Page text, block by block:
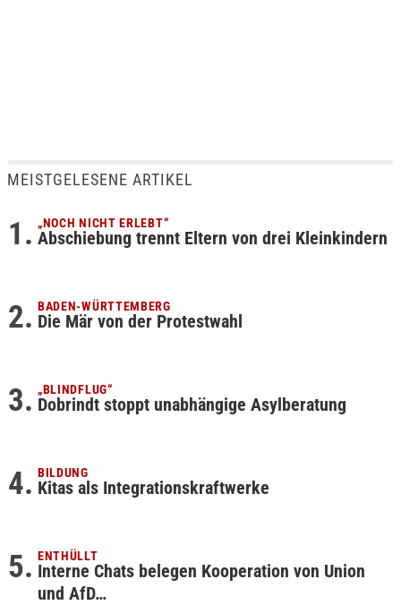
MEISTGELESENE ARTIKEL
„NOCH NICHT ERLEBT“
Abschiebung trennt Eltern von drei Kleinkindern
BADEN-WÜRTTEMBERG
Die Mär von der Protestwahl
„BLINDFLUG“
Dobrindt stoppt unabhängige Asylberatung
BILDUNG
Kitas als Integrationskraftwerke
ENTHÜLLT
Interne Chats belegen Kooperation von Union
und AfD…